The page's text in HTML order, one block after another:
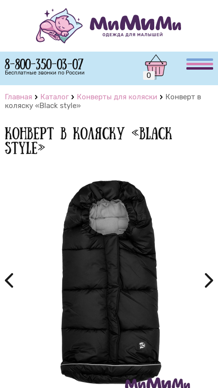
8-800-350-03-07
Бесплатные звонки по России 0
Главная Каталог Конверты для коляски
Конверт в
коляску «Black style»
Конверт в коляску «Black
style»